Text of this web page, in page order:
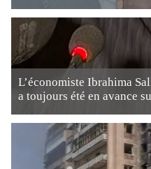
L’économiste Ibrahima
a toujours été en avance